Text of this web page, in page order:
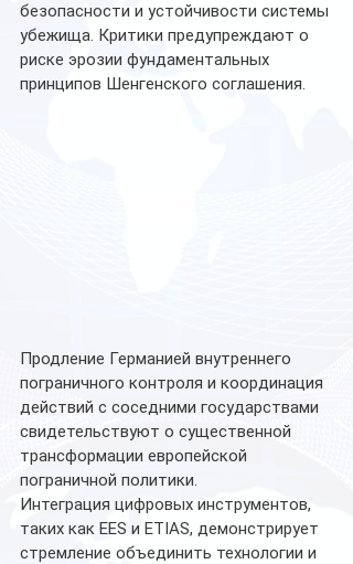
безопасности и устойчивости системы
убежища. Критики предупреждают о
риске эрозии фундаментальных
принципов Шенгенского соглашения.
Продление Германией внутреннего
пограничного контроля и координация
действий с соседними государствами
свидетельствуют о существенной
трансформации европейской
пограничной политики.
Интеграция цифровых инструментов,
таких как EES и ETIAS, демонстрирует
стремление объединить технологии и